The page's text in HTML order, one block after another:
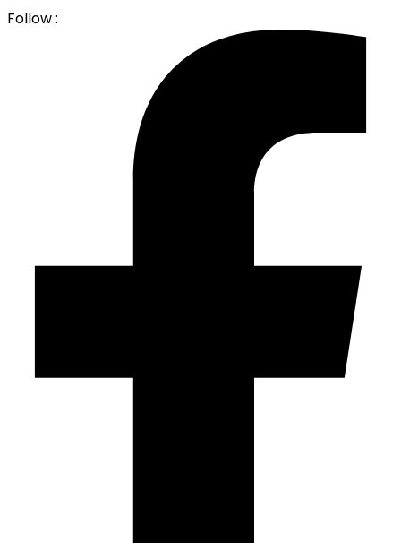
Follow :